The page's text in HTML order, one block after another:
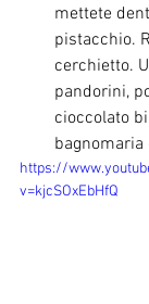
mettete
pistacchio.
cerchietto.
pandorini,
cioccolato
https://
v=kjcSOxEbHfQ